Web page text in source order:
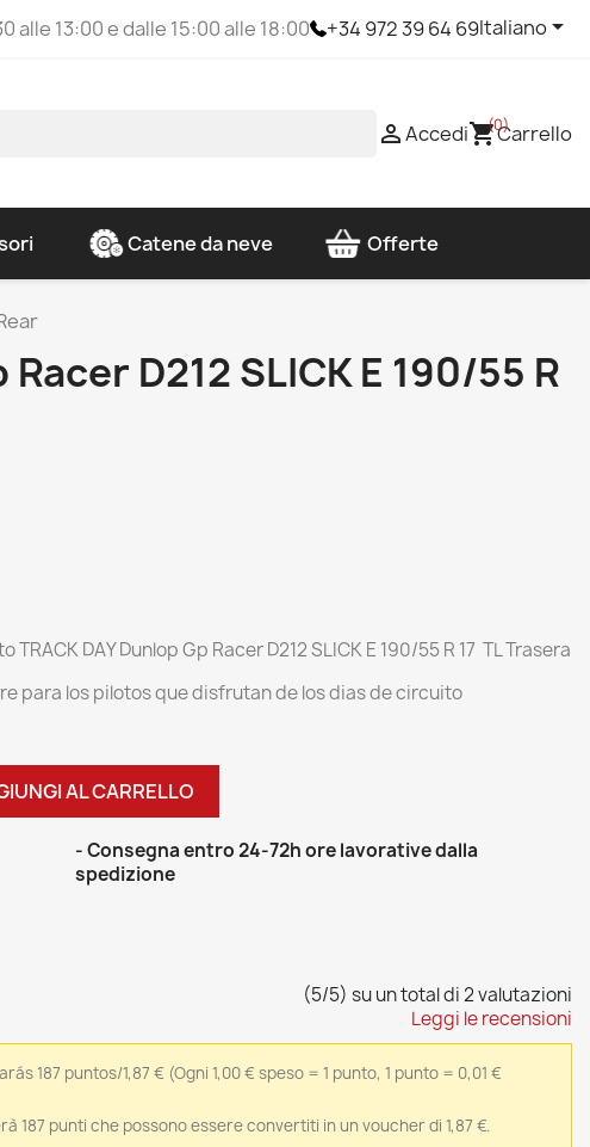
alle 13:00 e dalle 15:00 alle 18:00 +34 972 39 64 69Italiano
Accedishopping_cart(0)Carrello
Catene da neve Offerte
D212 SLICK E 190/55 R
DAY Dunlop Gp Racer D212 SLICK E 190/55 R 17 TL Trasera
para los pilotos que disfrutan de los dias de circuito
AL CARRELLO
- Consegna entro 24-72h ore lavorative dalla
spedizione
(5/5) su un total di 2 valutazioni
Leggi le recensioni
187 puntos/1,87 € (Ogni 1,00 € speso = 1 punto, 1 punto = 0,01 €
187 punti che possono essere convertiti in un voucher di 1,87 €.